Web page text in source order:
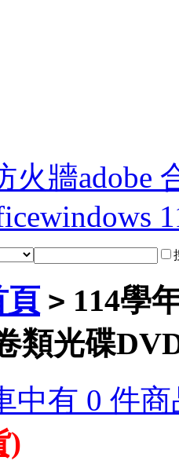
火牆adobe
windows
頁 > 114學
類光碟
中有 0 件
)